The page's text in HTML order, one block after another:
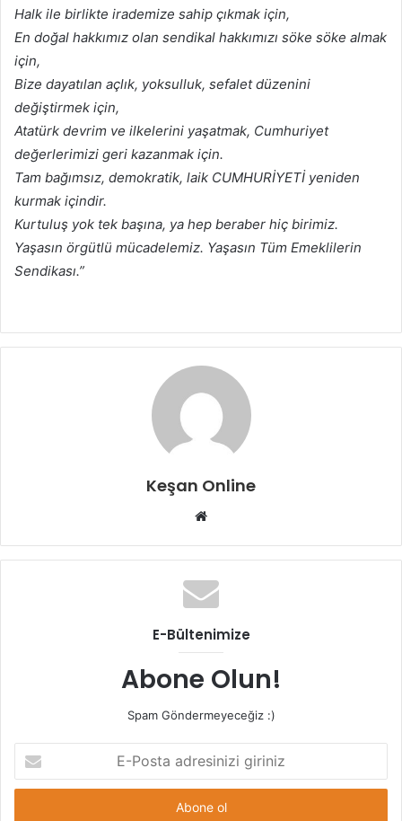
Halk ile birlikte irademize sahip çıkmak için,
En doğal hakkımız olan sendikal hakkımızı söke söke almak
için,
Bize dayatılan açlık, yoksulluk, sefalet düzenini
değiştirmek için,
Atatürk devrim ve ilkelerini yaşatmak, Cumhuriyet
değerlerimizi geri kazanmak için.
Tam bağımsız, demokratik, laik CUMHURİYETİ yeniden
kurmak içindir.
Kurtuluş yok tek başına, ya hep beraber hiç birimiz.
Yaşasın örgütlü mücadelemiz. Yaşasın Tüm Emeklilerin
Sendikası.”
Keşan Online
Web
E-Bültenimize
Abone Olun!
Spam Göndermeyeceğiz :)
Posta
adresinizi